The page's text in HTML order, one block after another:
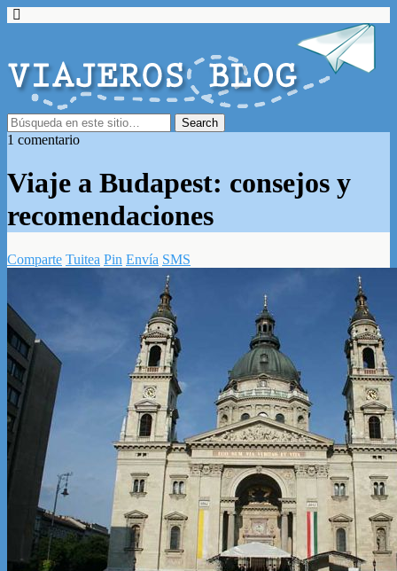
1 comentario
Viaje a Budapest: consejos y
recomendaciones
Comparte Tuitea Pin Envía SMS